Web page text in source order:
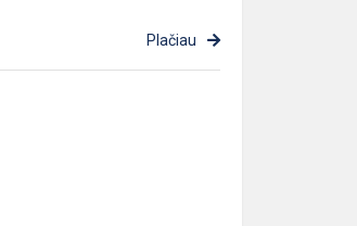
Plačiau